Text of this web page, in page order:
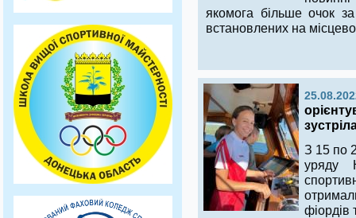
якомога більше очок
встановлених на
З 15 по
уряду
фіордів